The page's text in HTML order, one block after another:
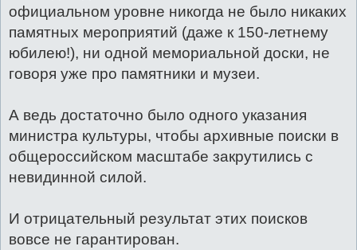
официальном уровне никогда не было никаких
памятных мероприятий (даже к 150-летнему
юбилею!), ни одной мемориальной доски, не
говоря уже про памятники и музеи.
А ведь достаточно было одного указания
министра культуры, чтобы архивные поиски в
общероссийском масштабе закрутились с
невидинной силой.
И отрицательный результат этих поисков
вовсе не гарантирован.